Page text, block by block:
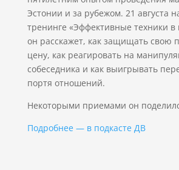
Эстонии и за рубежом. 21 августа
тренинге «Эффективные техники в
он расскажет, как защищать свою
цену, как реагировать на
собеседника и как выигрывать
портя отношений.
Некоторыми приемами он
Подробнее — в подкасте ДВ